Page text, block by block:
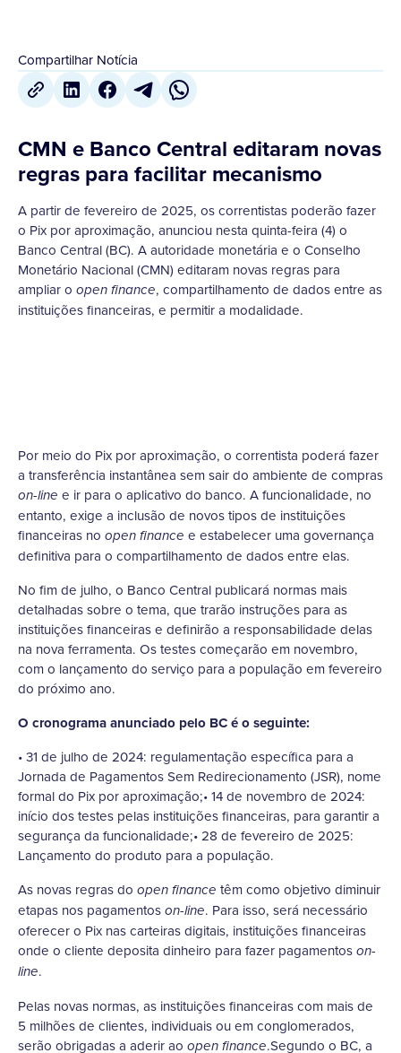
Compartilhar Notícia
CMN e Banco Central editaram novas
regras para facilitar mecanismo
A partir de fevereiro de 2025, os correntistas poderão fazer
o Pix por aproximação, anunciou nesta quinta-feira (4) o
Banco Central (BC). A autoridade monetária e o Conselho
Monetário Nacional (CMN) editaram novas regras para
ampliar o open finance, compartilhamento de dados entre as
instituições financeiras, e permitir a modalidade.
Por meio do Pix por aproximação, o correntista poderá fazer
a transferência instantânea sem sair do ambiente de compras
on-line e ir para o aplicativo do banco. A funcionalidade, no
entanto, exige a inclusão de novos tipos de instituições
financeiras no open finance e estabelecer uma governança
definitiva para o compartilhamento de dados entre elas.
No fim de julho, o Banco Central publicará normas mais
detalhadas sobre o tema, que trarão instruções para as
instituições financeiras e definirão a responsabilidade delas
na nova ferramenta. Os testes começarão em novembro,
com o lançamento do serviço para a população em fevereiro
do próximo ano.
O cronograma anunciado pelo BC é o seguinte:
• 31 de julho de 2024: regulamentação específica para a
Jornada de Pagamentos Sem Redirecionamento (JSR), nome
formal do Pix por aproximação;• 14 de novembro de 2024:
início dos testes pelas instituições financeiras, para garantir a
segurança da funcionalidade;• 28 de fevereiro de 2025:
Lançamento do produto para a população.
As novas regras do open finance têm como objetivo diminuir
etapas nos pagamentos on-line. Para isso, será necessário
oferecer o Pix nas carteiras digitais, instituições financeiras
onde o cliente deposita dinheiro para fazer pagamentos on-
line.
Pelas novas normas, as instituições financeiras com mais de
5 milhões de clientes, individuais ou em conglomerados,
serão obrigadas a aderir ao open finance.Segundo o BC, a